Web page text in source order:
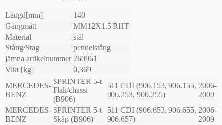
Längd[mm]
140
Gängmått
MM12X1.5 RHT
Material
stål
Stång/Stag
pendelstång
jämna artikelnummer 260961
Vikt [kg]
0,369
MERCEDES-
BENZ
SPRINTER 5-t
Flak/chassi
(B906)
511 CDI (906.153, 906.155,
906.253, 906.255)
2006-
2009
MERCEDES-
BENZ
SPRINTER 5-t
Skåp (B906)
511 CDI (906.653, 906.655,
906.657)
2006-
2009